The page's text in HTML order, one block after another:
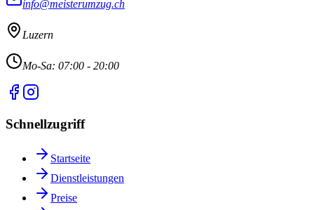
info@meisterumzug.ch
Luzern
Mo-Sa: 07:00 - 20:00
Schnellzugriff
Startseite
Dienstleistungen
Preise